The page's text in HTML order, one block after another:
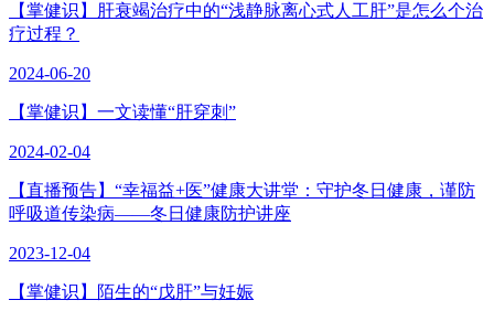
【掌健识】肝衰竭治疗中的“浅静脉离心式人工肝”是怎么个治
疗过程？
2024-06-20
【掌健识】一文读懂“肝穿刺”
2024-02-04
【直播预告】“幸福益+医”健康大讲堂：守护冬日健康，谨防
呼吸道传染病——冬日健康防护讲座
2023-12-04
【掌健识】陌生的“戊肝”与妊娠